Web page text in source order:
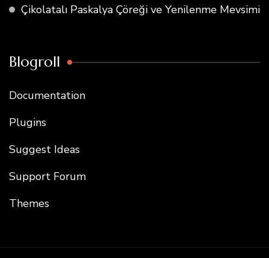
Çikolatalı Paskalya Çöreği ve Yenilenme Mevsimi
Blogroll
Documentation
Plugins
Suggest Ideas
Support Forum
Themes